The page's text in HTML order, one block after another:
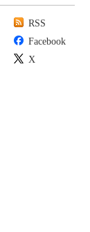
RSS
Facebook
X